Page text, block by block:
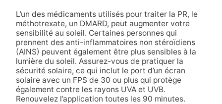
L’un des médicaments utilisés pour traiter la PR, le
méthotrexate, un DMARD, peut augmenter votre
sensibilité au soleil. Certaines personnes qui
prennent des anti-inflammatoires non stéroïdiens
(AINS) peuvent également être plus sensibles à la
lumière du soleil. Assurez-vous de pratiquer la
sécurité solaire, ce qui inclut le port d’un écran
solaire avec un FPS de 30 ou plus qui protège
également contre les rayons UVA et UVB.
Renouvelez l’application toutes les 90 minutes.